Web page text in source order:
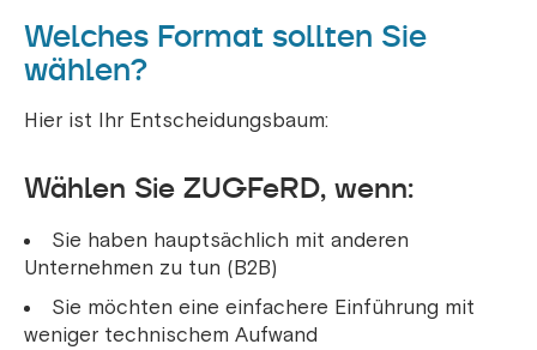
Welches Format sollten Sie
wählen?
Hier ist Ihr Entscheidungsbaum:
Wählen Sie ZUGFeRD, wenn:
Sie haben hauptsächlich mit anderen
Unternehmen zu tun (B2B)
Sie möchten eine einfachere Einführung mit
weniger technischem Aufwand